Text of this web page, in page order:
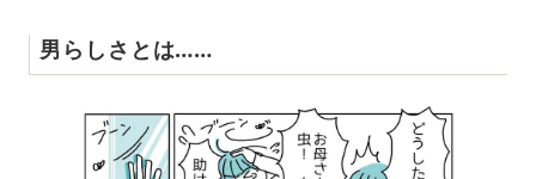
男らしさとは……